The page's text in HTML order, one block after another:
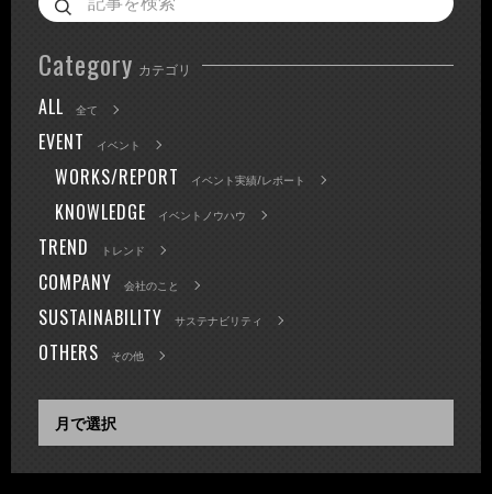
Category カテゴリ
ALL 全て
EVENT イベント
WORKS/REPORT イベント実績/レポート
KNOWLEDGE イベントノウハウ
TREND トレンド
COMPANY 会社のこと
SUSTAINABILITY サステナビリティ
OTHERS その他